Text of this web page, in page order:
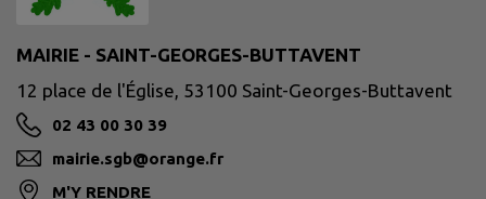
MAIRIE - SAINT-GEORGES-BUTTAVENT
12 place de l'Église, 53100 Saint-Georges-Buttavent
02 43 00 30 39
mairie.sgb@orange.fr
M'Y RENDRE